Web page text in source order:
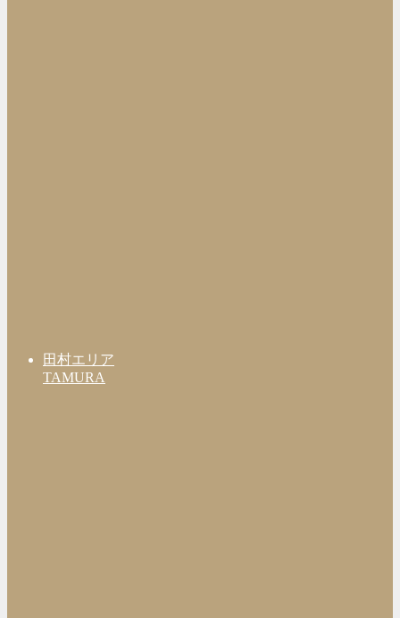
田村エリア
TAMURA